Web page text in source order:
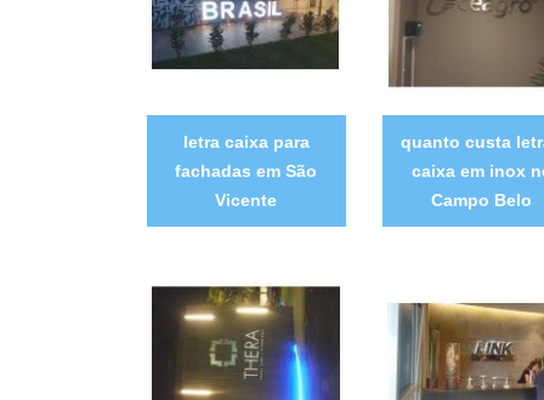
letra caixa para
fachadas em São
Vicente
quanto custa
caixa em inox
Campo Belo